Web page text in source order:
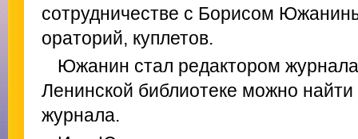
сотрудничестве с Борисом
ораторий, куплетов.
Южанин стал редактором
Ленинской библиотеке можно найти
журнала.